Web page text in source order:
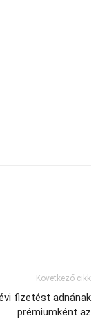
Következő cikk
fizetést adnának
prémiumként az